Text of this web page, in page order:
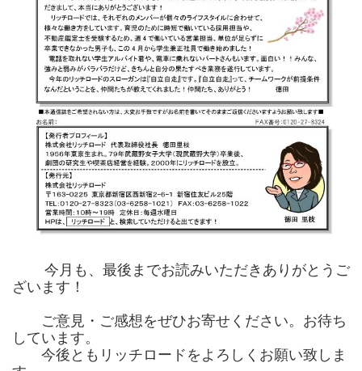
今月も、最後までお読みいただきありがとうご
ざいます！
ご意見・ご感想をぜひお寄せください。お待ち
しています。
今後ともリッチロードをよろしくお願い致しま